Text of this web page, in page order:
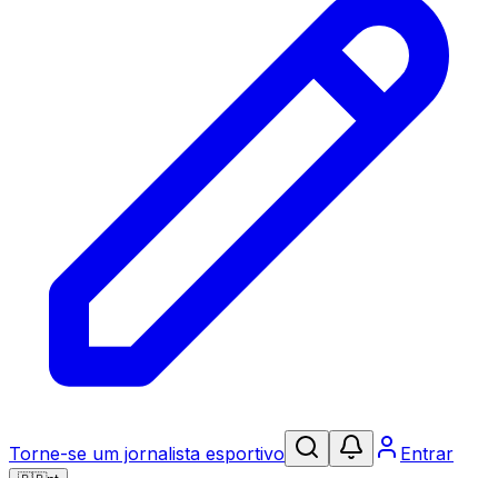
Torne-se um jornalista esportivo Entrar